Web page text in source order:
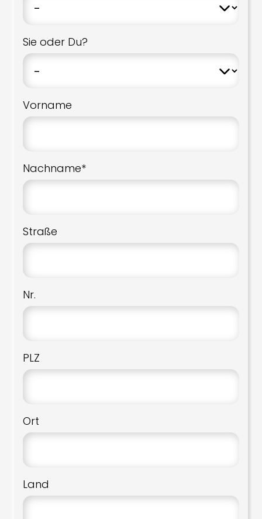
Sie oder Du?
Vorname
Nachname*
Straße
Nr.
PLZ
Ort
Land